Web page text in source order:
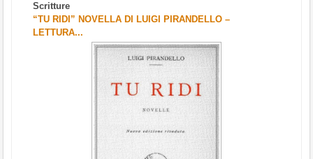
Scritture
“TU RIDI” NOVELLA DI LUIGI PIRANDELLO –
LETTURA...